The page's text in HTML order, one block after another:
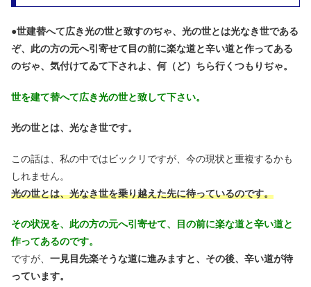
●世建替へて広き光の世と致すのぢゃ、光の世とは光なき世である
ぞ、此の方の元へ引寄せて目の前に楽な道と辛い道と作ってある
のぢゃ、気付けてゐて下されよ、何（ど）ちら行くつもりぢゃ。
世を建て替へて広き光の世と致して下さい。
光の世とは、光なき世です。
この話は、私の中ではビックリですが、今の現状と重複するかも
しれません。
光の世とは、光なき世を乗り越えた先に待っているのです。
その状況を、此の方の元へ引寄せて、目の前に楽な道と辛い道と
作ってあるのです。
ですが、 一見目先楽そうな道に進みますと、その後、辛い道が待
っています。